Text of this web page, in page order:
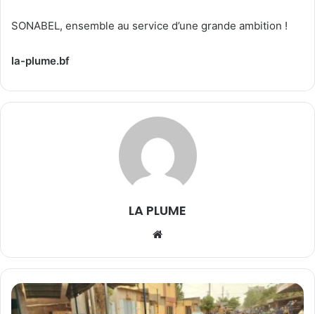
SONABEL, ensemble au service d’une grande ambition !
la-plume.bf
LA PLUME
te
B